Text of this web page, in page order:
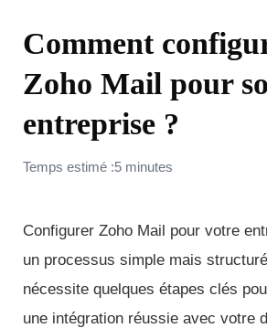
Comment
Zoho Mail pour
entreprise ?
Temps estimé :5 minutes
Configurer Zoho Mail pour votre
un processus simple mais
nécessite quelques étapes clés
une intégration réussie avec votre